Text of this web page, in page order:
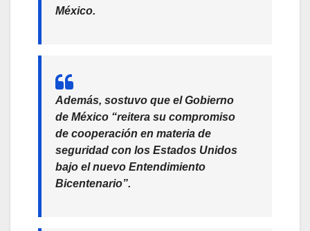
México.
Además, sostuvo que el Gobierno
de México “reitera su compromiso
de cooperación en materia de
seguridad con los Estados Unidos
bajo el nuevo Entendimiento
Bicentenario”.